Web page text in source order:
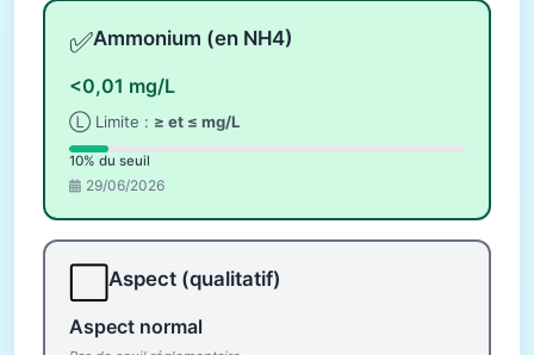
✅Ammonium (en NH4)
<0,01 mg/L
Ⓛ Limite : ≥ et ≤ mg/L
10% du seuil
29/06/2026
Aspect (qualitatif)
Aspect normal